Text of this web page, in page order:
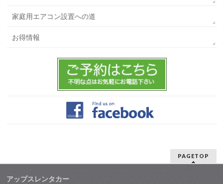
家庭用エアコン設置への道
お得情報
PAGETOP
アップスレンタカー